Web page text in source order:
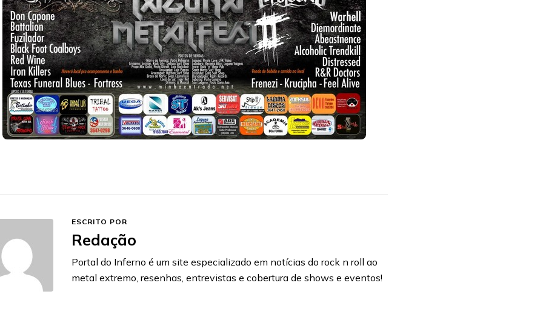
ESCRITO POR
Redação
Portal do Inferno é um site especializado em notícias do rock n roll ao
metal extremo, resenhas, entrevistas e cobertura de shows e eventos!